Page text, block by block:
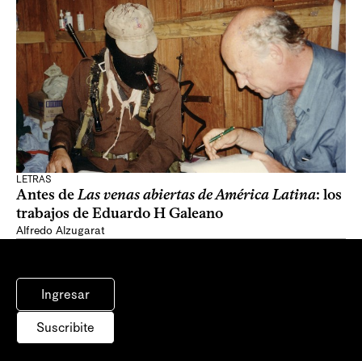
LETRAS
Antes deLas venas abiertas de América Latina: los
trabajos de Eduardo H Galeano
Alfredo Alzugarat
Ingresar
Suscribite